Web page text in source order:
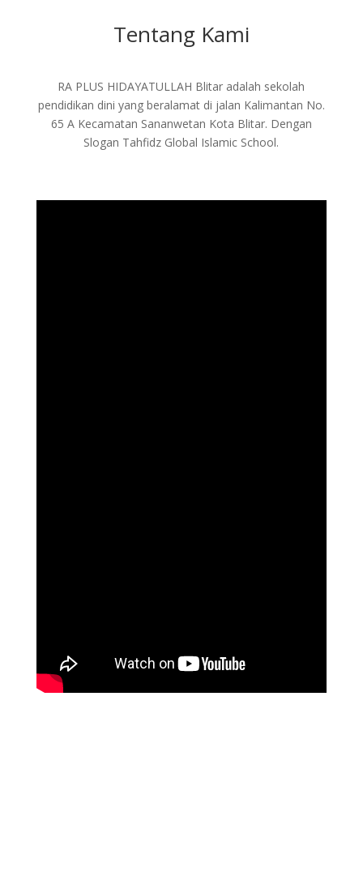
Tentang Kami
RA PLUS HIDAYATULLAH Blitar adalah sekolah
pendidikan dini yang beralamat di jalan Kalimantan No.
65 A Kecamatan Sananwetan Kota Blitar. Dengan
Slogan Tahfidz Global Islamic School.